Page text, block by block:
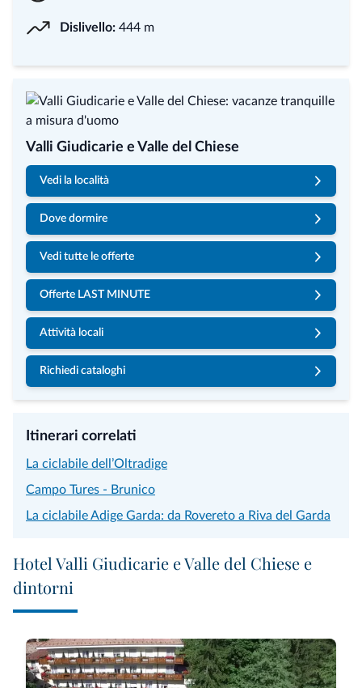
Dislivello: 444 m
Valli Giudicarie e Valle del Chiese
Vedi la località
Dove dormire
Vedi tutte le offerte
Offerte LAST MINUTE
Attività locali
Richiedi cataloghi
Itinerari correlati
La ciclabile dell’Oltradige
Campo Tures - Brunico
La ciclabile Adige Garda: da Rovereto a Riva del Garda
Hotel Valli Giudicarie e Valle del Chiese e
dintorni